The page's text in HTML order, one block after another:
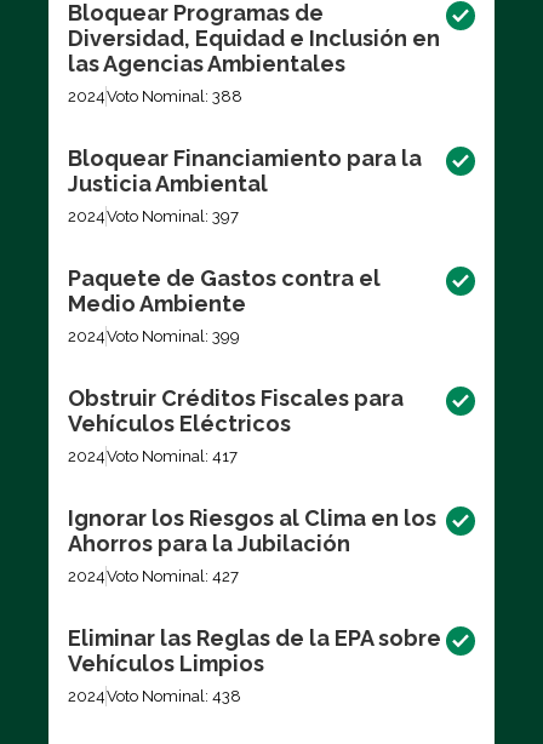
Bloquear Programas de
Diversidad, Equidad e Inclusión en
las Agencias Ambientales
2024Voto Nominal: 388
Bloquear Financiamiento para la
Justicia Ambiental
2024Voto Nominal: 397
Paquete de Gastos contra el
Medio Ambiente
2024Voto Nominal: 399
Obstruir Créditos Fiscales para
Vehículos Eléctricos
2024Voto Nominal: 417
Ignorar los Riesgos al Clima en los
Ahorros para la Jubilación
2024Voto Nominal: 427
Eliminar las Reglas de la EPA sobre
Vehículos Limpios
2024Voto Nominal: 438